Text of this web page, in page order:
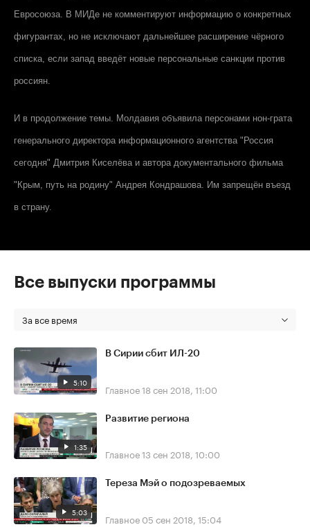
Евросоюза. В МИДе не комментируют информацию о конкретных
фигурантах, но не исключают дальнейшее расширение чёрного
списка, если запад введёт новые персональные санкции против
россиян.
И в продолжение темы. Молдавия объявила персонами нон-грата
генерального директора информационного агентства "Россия
сегодня" Дмитрия Киселёва и автора документального фильма
"Крым, путь на родину" Андрея Кондрашова. Им запрещён въезд
в страну.
Все выпуски программы
За все время
5:10
В Сирии сбит ИЛ-20
Главное18 сен 2018, 11:00
1:35
Развитие региона
Главное13 сен 2018, 10:00
5:03
Тереза Мэй о подозреваемых
Главное 05 сен 2018, 15:04